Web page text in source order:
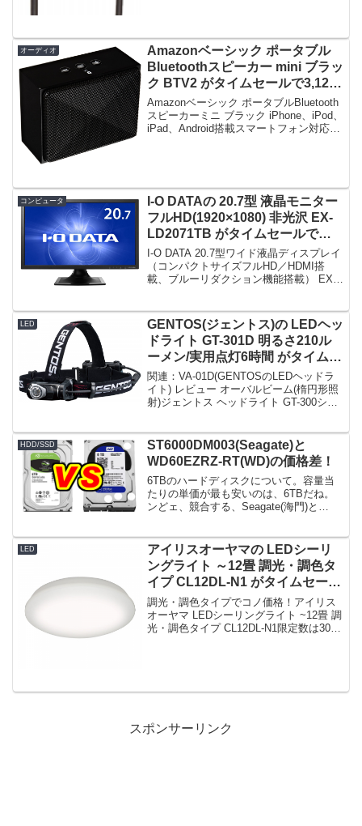
オーディオ
Amazonベーシック ポータブル
Bluetoothスピーカー mini ブラッ
ク BTV2 がタイムセールで3,120
円！
Amazonベーシック ポータブルBluetooth
スピーカーミニ ブラック iPhone、iPod、
iPad、Android搭載スマートフォン対応限
コンピュータ
I-O DATAの 20.7型 液晶モニター
フルHD(1920×1080) 非光沢 EX-
LD2071TB がタイムセールで
10,980円！
I-O DATA 20.7型ワイド液晶ディスプレイ
（コンパクトサイズフルHD／HDMI搭
載、ブルーリダクション機能搭載） EX-
（コンパクトサイ...
LED
GENTOS(ジェントス)の LEDヘッ
ドライト GT-301D 明るさ210ル
ーメン/実用点灯6時間 がタイムセ
ールで1,834円！
関連：VA-01D(GENTOSのLEDヘッドラ
イト) レビュー オーバルビーム(楕円形照
射)ジェントス ヘッドライト GT-300シリ
ェントス ヘッド...
HDD/SSD
ST6000DM003(Seagate)と
WD60EZRZ-RT(WD)の価格差！
6TBのハードディスクについて。容量当
たりの単価が最も安いのは、6TBだね。
ンどェ、競合する、Seagate(海門)と
ュ：256MBWD：WD60EZ...
LED
アイリスオーヤマの LEDシーリ
ングライト ～12畳 調光・調色タ
イプ CL12DL-N1 がタイムセール
で7,180円！
調光・調色タイプでコノ価格！アイリス
オーヤマ LEDシーリングライト ~12畳 調
光・調色タイプ CL12DL-N1限定数は30
スポンサーリンク